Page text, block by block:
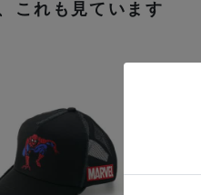
これも見ています